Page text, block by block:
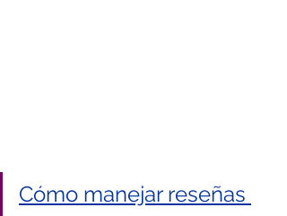
Cómo manejar reseñas